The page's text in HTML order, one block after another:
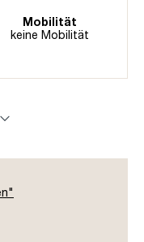
Mobilität
keine Mobilität